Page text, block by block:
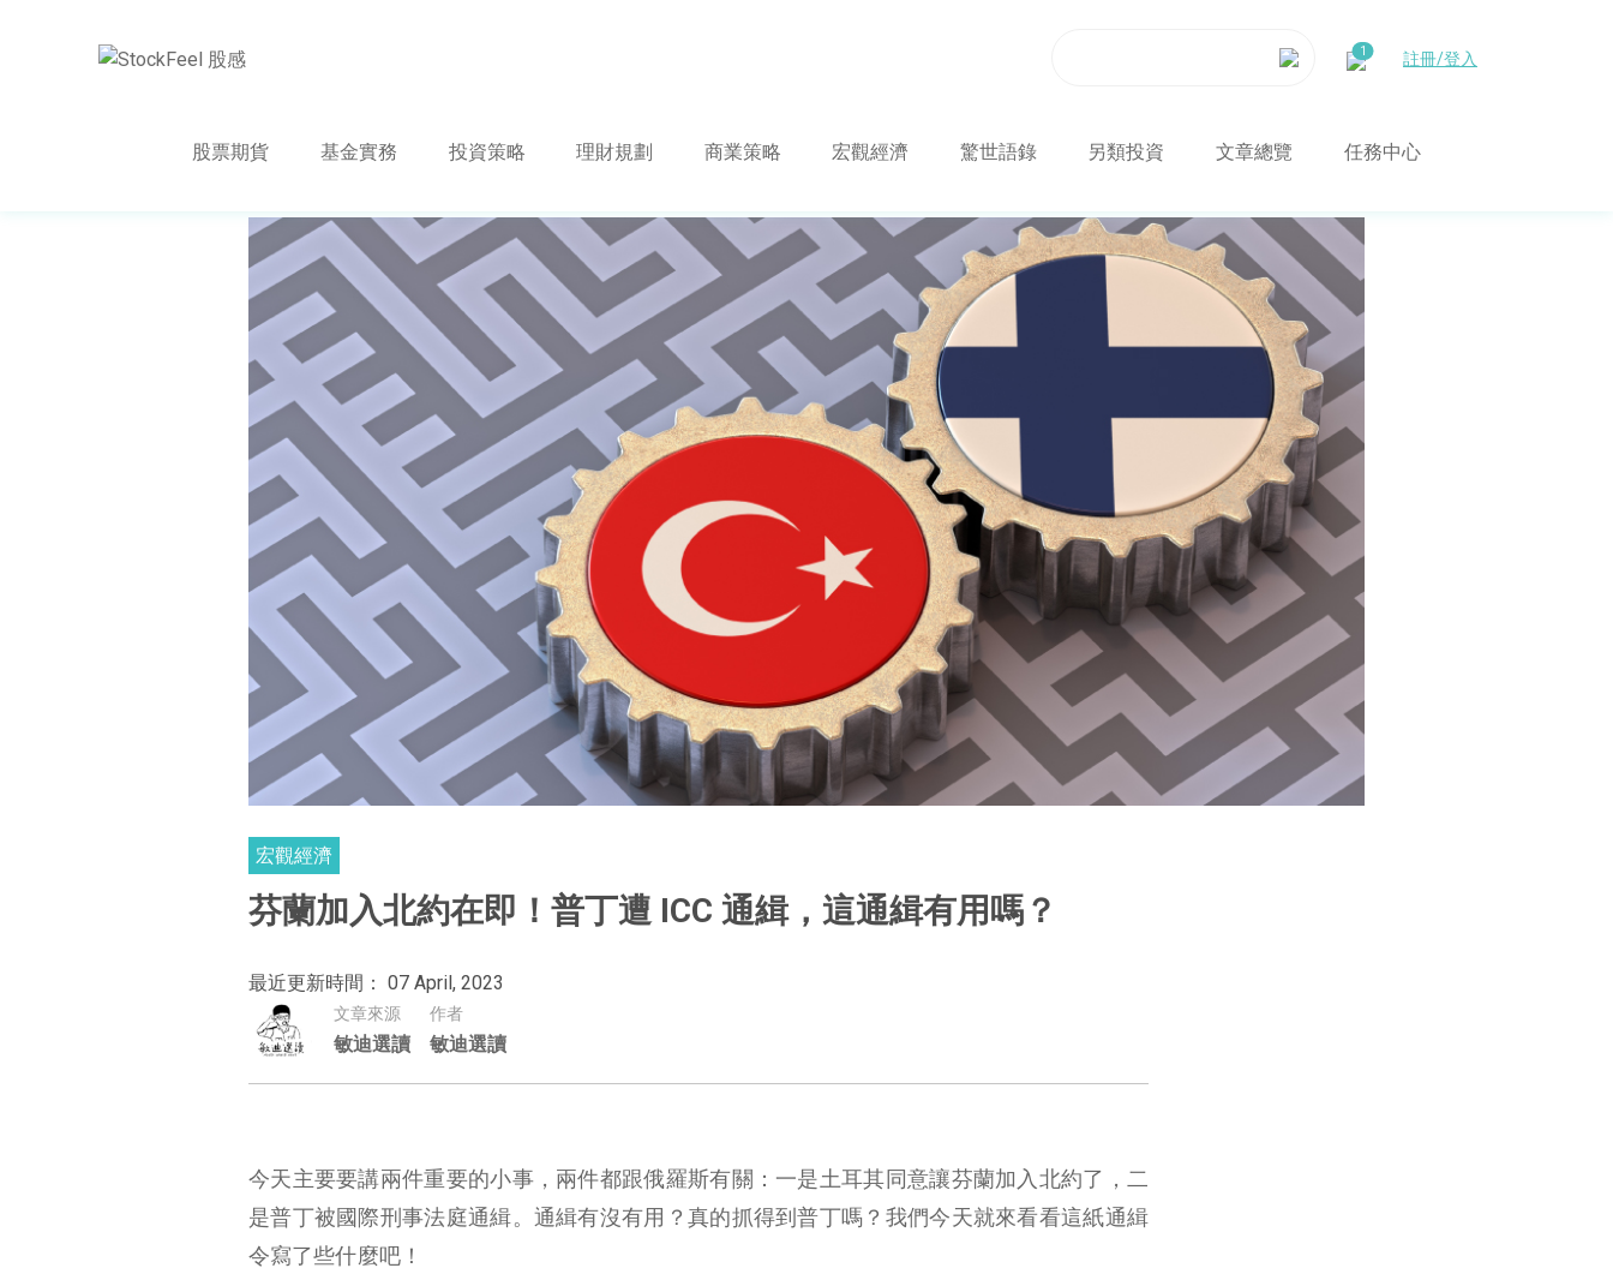
註冊/登入
股票期貨 基金實務 投資策略 理財規劃 商業策略 宏觀經濟 驚世語錄 另類投資 文章總覽 任務中心
宏觀經濟
芬蘭加入北約在即！普丁遭 ICC 通緝，這通緝有用嗎？
最近更新時間： 07 April, 2023
文章來源
敏迪選讀
作者
敏迪選讀
今天主要要講兩件重要的小事，兩件都跟俄羅斯有關：一是土耳其同意讓芬蘭加入北約了，二
是普丁被國際刑事法庭通緝。通緝有沒有用？真的抓得到普丁嗎？我們今天就來看看這紙通緝
令寫了些什麼吧！